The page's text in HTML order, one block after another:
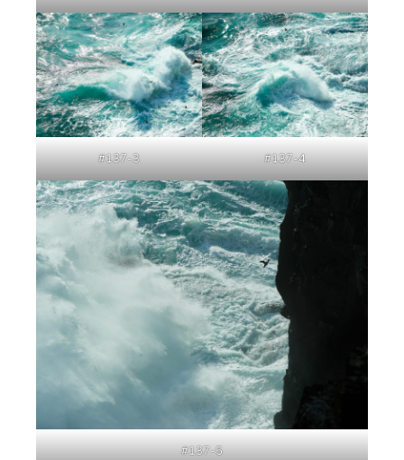
#137-3 #137-4
#137-5